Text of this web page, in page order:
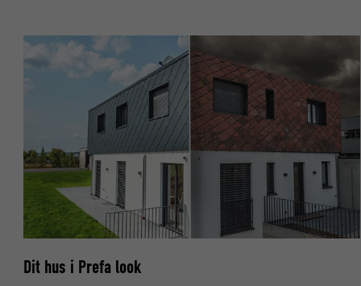
Dit hus i Prefa look
NAVN
UDBYDER
FORLØB
FORMÅL
NAVN
UDBYDER
FORLØB
FORMÅL